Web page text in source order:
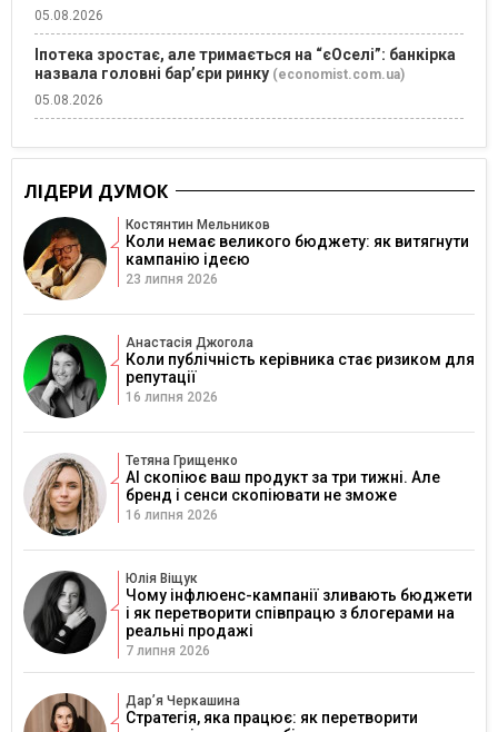
05.08.2026
Іпотека зростає, але тримається на “єОселі”: банкірка
назвала головні бар’єри ринку (economist.com.ua)
05.08.2026
ЛІДЕРИ ДУМОК
Костянтин Мельников
Коли немає великого бюджету: як витягнути
кампанію ідеєю
23 липня 2026
Анастасія Джогола
Коли публічність керівника стає ризиком для
репутації
16 липня 2026
Тетяна Грищенко
AI скопіює ваш продукт за три тижні. Але
бренд і сенси скопіювати не зможе
16 липня 2026
Юлія Віщук
Чому інфлюенс-кампанії зливають бюджети
і як перетворити співпрацю з блогерами на
реальні продажі
7 липня 2026
Дарʼя Черкашина
Стратегія, яка працює: як перетворити